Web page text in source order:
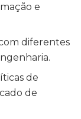
e
diferentes
de
de